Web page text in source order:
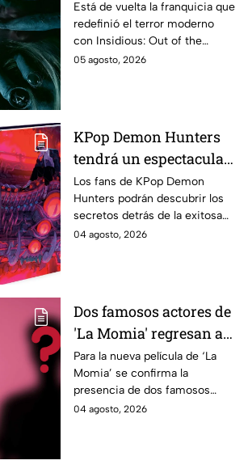
Further; esto revela el
aterrador primer tráiler
Está de vuelta la franquicia que
redefinió el terror moderno
con Insidious: Out of the
Further. Te contamos todo lo
05 agosto, 2026
KPop Demon Hunters
tendrá un espectacular
libro de arte con más de
500 ilustraciones
inéditas: ¿se venderá
en México?
Los fans de KPop Demon
Hunters podrán descubrir los
secretos detrás de la exitosa
película gracias a un nuevo
04 agosto, 2026
Dos famosos actores de
'La Momia' regresan a
la nueva película;
descubre de quiénes se
tratan
Para la nueva película de ‘La
Momia’ se confirma la
presencia de dos famosos
actores, ya se dio a conocer
04 agosto, 2026